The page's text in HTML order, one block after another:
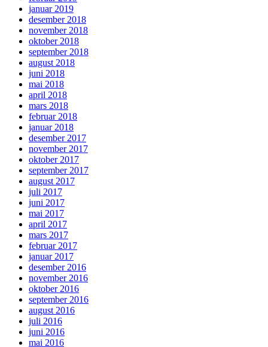
januar 2019
desember 2018
november 2018
oktober 2018
september 2018
august 2018
juni 2018
mai 2018
april 2018
mars 2018
februar 2018
januar 2018
desember 2017
november 2017
oktober 2017
september 2017
august 2017
juli 2017
juni 2017
mai 2017
april 2017
mars 2017
februar 2017
januar 2017
desember 2016
november 2016
oktober 2016
september 2016
august 2016
juli 2016
juni 2016
mai 2016